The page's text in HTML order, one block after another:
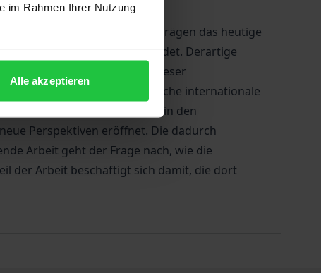
im Rahmen Ihrer Nutzung
Alle akzeptieren
in Südamerika darstellen, prägen das heutige
Vertrag von Asunción gegründet. Derartige
über die Grenze ist einer dieser
sperrt sich das deutsche internationale
haben die Urteile des EuGH in den
Perspektiven eröffnet. Die dadurch
Arbeit geht der Frage nach, wie die
der Arbeit beschäftigt sich damit, die dort